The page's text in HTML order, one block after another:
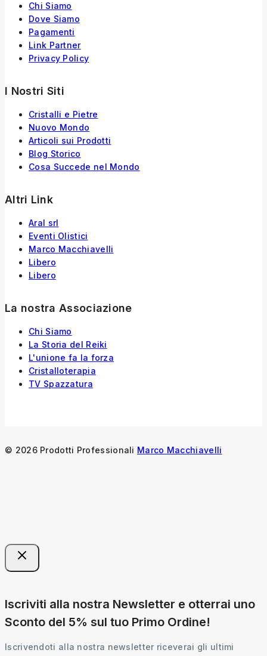
Chi Siamo
Dove Siamo
Pagamenti
Link Partner
Privacy Policy
I Nostri Siti
Cristalli e Pietre
Nuovo Mondo
Articoli sui Prodotti
Blog Storico
Cosa Succede nel Mondo
Altri Link
Aral srl
Eventi Olistici
Marco Macchiavelli
Libero
Libero
La nostra Associazione
Chi Siamo
La Storia del Reiki
L'unione fa la forza
Cristalloterapia
TV Spazzatura
© 2026 Prodotti Professionali Marco Macchiavelli
Iscriviti alla nostra Newsletter e otterrai uno
Sconto del 5% sul tuo Primo Ordine!
Iscrivendoti alla nostra newsletter riceverai gli ultimi